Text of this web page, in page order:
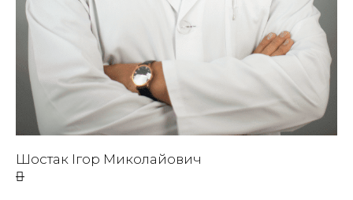
Шостак Ігор Миколайович